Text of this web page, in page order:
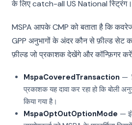
के लिए catch-all US National स्ट्रिंग।
MSPA आपके CMP को बताता है कि
GPP अनुभागों के अंदर कौन से फ़ील्ड सेट
फ़ील्ड जो प्रकाशक देखेंगे और कॉन्फ़िगर
MspaCoveredTransaction —
प्रकाशक यह दावा कर रहा हो कि बोली
किया गया है।
MspaOptOutOptionMode —